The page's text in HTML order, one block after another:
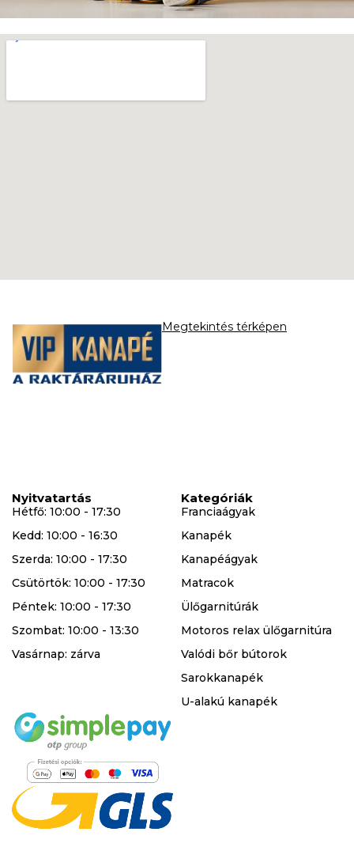
Megtekintés térképen
Nyitvatartás
Hétfő: 10:00 - 17:30
Kedd: 10:00 - 16:30
Szerda: 10:00 - 17:30
Csütörtök: 10:00 - 17:30
Péntek: 10:00 - 17:30
Szombat: 10:00 - 13:30
Vasárnap: zárva
Kategóriák
Franciaágyak
Kanapék
Kanapéágyak
Matracok
Ülőgarnitúrák
Motoros relax ülőgarnitúra
Valódi bőr bútorok
Sarokkanapék
U-alakú kanapék